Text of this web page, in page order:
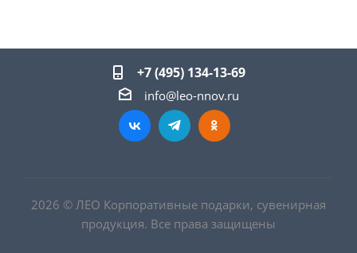
+7 (495) 134-13-69
info@leo-nnov.ru
2026 © ЛЕО Корпоративные подарки, сувенирная
продукция. Все права защищены